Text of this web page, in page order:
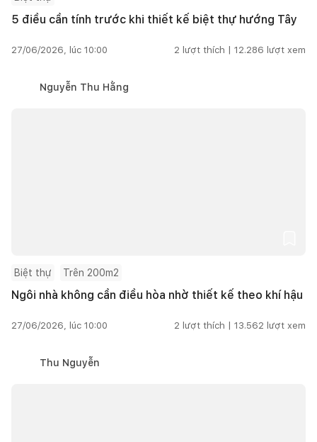
5 điều cần tính trước khi thiết kế biệt thự hướng Tây
27/06/2026, lúc 10:00 2 lượt thích | 12.286 lượt xem
Nguyễn Thu Hằng
Biệt thự Trên 200m2
Ngôi nhà không cần điều hòa nhờ thiết kế theo khí hậu
27/06/2026, lúc 10:00 2 lượt thích | 13.562 lượt xem
Thu Nguyễn